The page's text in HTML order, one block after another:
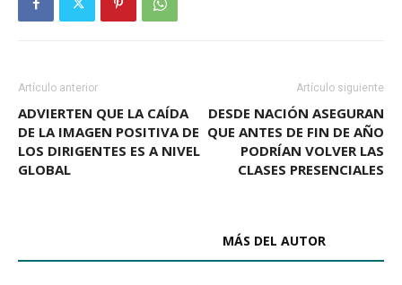
Artículo anterior
ADVIERTEN QUE LA CAÍDA
DE LA IMAGEN POSITIVA DE
LOS DIRIGENTES ES A NIVEL
GLOBAL
Artículo siguiente
DESDE NACIÓN ASEGURAN
QUE ANTES DE FIN DE AÑO
PODRÍAN VOLVER LAS
CLASES PRESENCIALES
MÁS DEL AUTOR